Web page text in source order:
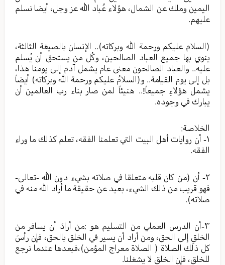
اليمين وملك عن الشمال، هؤلاء عُباد الله عز وجل، أيضا نسلم
عليهم.
(السلام عليكم ورحمة الله وبركاته).. الإنسان بالصيغة الثالثة،
ينوي بها جميع العباد الصالحين، وكُل من يستحق أن يُسلم
عليه.. والعباد الصالحون معنى عام يشمل آدم إلى يومنا هذا،
بل إلى يوم القيامة.. و(السلامُ عليكم ورحمة الله وبركاته) أيضاً
يشمل هؤلاءِ جميعاً!.. هنيئاً لمن صار بناء رب العالمين أن
يبارك في وجوده.
الخلاصة:
١- أن روايات أهل البيت التي تعلمنا الفقه، تعلم كذلك ما وراء
الفقه.
٢- أن (من كان قلبه متعلقا في صلاته بشيء دون الله -تعالى-
فهو قريب من ذلك الشيء، بعيد عن حقيقة ما أراد الله منه في
صلاته).
٣-أن الدرس العملي من التسليم هو :من أرادَ أن يسافر من
الخلقِ إلى الحق، ومن أراد أن يسير في الخلق بالحق، فإن رأسَ
كل ذلك الصلاة ( الصلاة معراج المؤمن)،فبعدها عندما نرجع
للخلق، فإن الخلق لا يشغلنا.